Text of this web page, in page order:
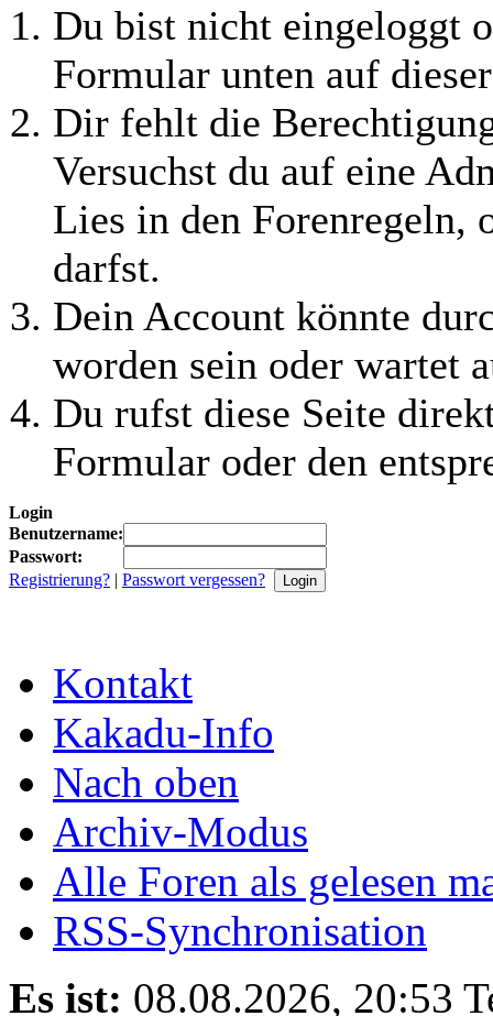
Du bist nicht eingeloggt
Formular unten auf
Dir fehlt die
Versuchst du auf eine
Lies in den Forenregeln,
darfst.
Dein Account könnte
worden sein oder wartet
Du rufst diese Seite
Formular oder den
Login
Benutzername:
Passwort:
Registrierung? | Passwort vergessen?
Kontakt
Kakadu-Info
Nach oben
Archiv-Modus
Alle Foren als gelesen
RSS-Synchronisation
Es ist: 08.08.2026, 20:53